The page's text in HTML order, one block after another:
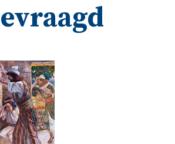
Over ons